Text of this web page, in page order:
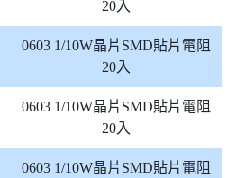
20入
0603 1/10W晶片SMD貼片電阻
20入
0603 1/10W晶片SMD貼片電阻
20入
0603 1/10W晶片SMD貼片電阻